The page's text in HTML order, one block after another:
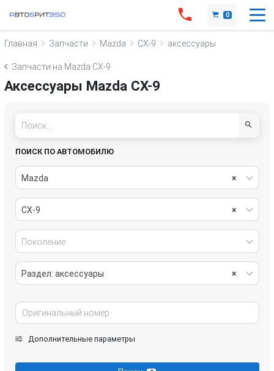
0
Главная Запчасти Mazda CX-9 аксессуары
Запчасти на Mazda CX-9
Аксессуары Mazda CX-9
ПОИСК ПО АВТОМОБИЛЮ
×
Mazda
×
CX-9
Поколение
×
Раздел: аксессуары
Дополнительные параметры